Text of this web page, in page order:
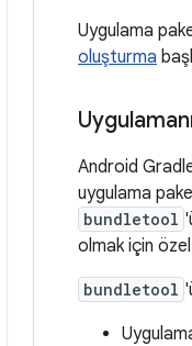
Uygulama
oluşturma
Android
uygulama
bundletool
olmak için
bundletool